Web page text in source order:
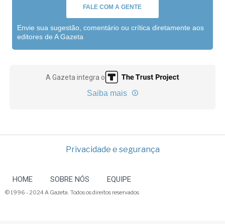
FALE COM A GENTE
Envie sua sugestão, comentário ou crítica diretamente aos
editores de A Gazeta
A Gazeta integra o
Saiba mais
Privacidade e segurança
HOME SOBRE NÓS EQUIPE
© 1996 - 2024 A Gazeta. Todos os direitos reservados